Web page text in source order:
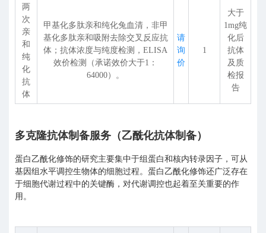
两
次
亲
和
纯
化
抗
体
甲基化多肽亲和纯化兔血清，非甲
基化多肽亲和吸附去除交叉反应抗
体；抗体浓度与纯度检测，ELISA
效价检测（承诺效价大于1：
64000）。
请
询
价
1
大于
1mg纯
化后
抗体
及质
检报
告
多克隆抗体制备服务（乙酰化抗体制备）
蛋白乙酰化修饰的研究主要集中于组蛋白和核内转录因子，可从
基因组水平调控生物体的细胞过程。蛋白乙酰化修饰还广泛存在
于细胞代谢过程中的关键酶，对代谢调控也起着至关重要的作
用。